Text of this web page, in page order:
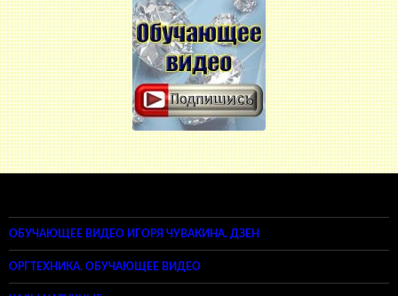
ОБУЧАЮЩЕЕ ВИДЕО ИГОРЯ ЧУВАКИНА. ДЗЕН
ОРГТЕХНИКА. ОБУЧАЮЩЕЕ ВИДЕО